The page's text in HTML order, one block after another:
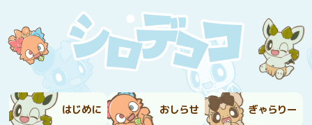
はじめに おしらせ ぎゃらりー